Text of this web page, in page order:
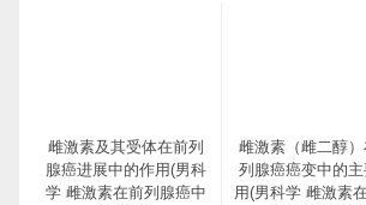
雌激素及其受体在前列
腺癌进展中的作用(男科
学 雌激素在前列腺癌中
雌激素（雌二醇
列腺癌癌变中的
用(男科学 雌激素